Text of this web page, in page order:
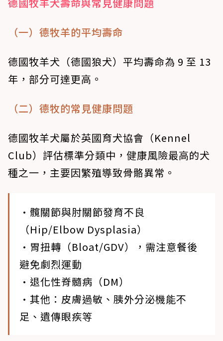
（一）德牧羊的平均壽命
德國牧羊犬（德國狼犬）平均壽命為 9 至 13
年，部分可達更高。
（二）德牧的常見健康問題
德國牧羊犬屬於英國育犬協會（Kennel
Club）評估標準分類中，健康風險最高的犬
種之一，主要因繁殖導致骨骼異常。
•髖關節與肘關節發育不良
（Hip/Elbow Dysplasia）
•胃扭轉（Bloat/GDV），需注意餐後
避免劇烈運動
•退化性脊髓病（DM）
•其他：皮膚過敏、胰外分泌機能不
足、遺傳眼疾等